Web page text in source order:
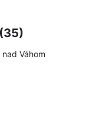
(35)
Váhom